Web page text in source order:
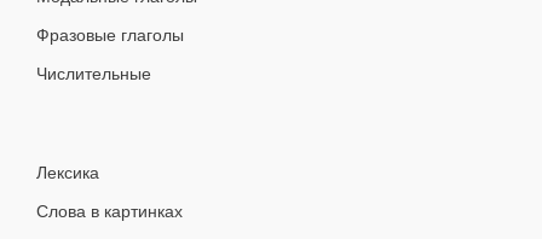
Фразовые глаголы
Числительные
Лексика
Слова в картинках